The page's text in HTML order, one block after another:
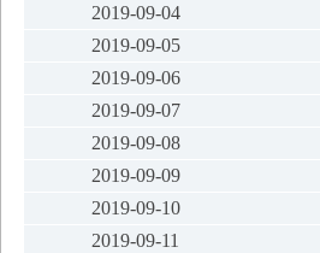
2019-09-04
2019-09-05
2019-09-06
2019-09-07
2019-09-08
2019-09-09
2019-09-10
2019-09-11